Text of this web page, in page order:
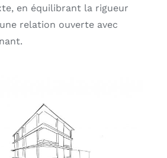
en équilibrant la rigueur
relation ouverte avec